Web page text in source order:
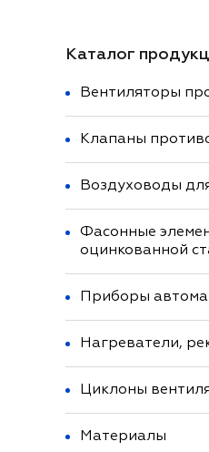
Каталог
Вентиляторы
Клапаны
Воздуховоды
Фасонные
оцинкованной
Приборы
Нагреватели,
Циклоны
Материалы